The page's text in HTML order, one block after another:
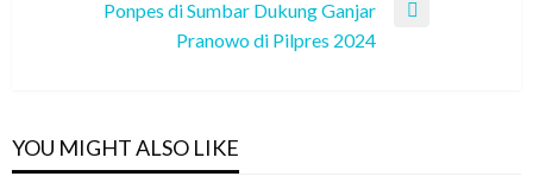
Ponpes di Sumbar Dukung Ganjar
Pranowo di Pilpres 2024
YOU MIGHT ALSO LIKE